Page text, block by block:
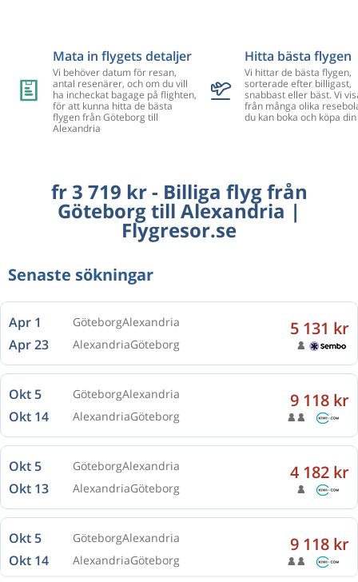
Mata in flygets detaljer
Vi behöver datum för resan,
antal resenärer, och om du vill
ha incheckat bagage på flighten,
för att kunna hitta de bästa
flygen från Göteborg till
Alexandria
Hitta bästa flygen
Vi hittar de bästa flygen,
sorterade efter billigast,
snabbast eller bäst. Vi
från många olika
du kan boka och köpa
fr 3 719 kr - Billiga flyg från
Göteborg till Alexandria |
Flygresor.se
Senaste sökningar
Apr 1 GöteborgAlexandria
Apr 23 AlexandriaGöteborg
5 131 kr
Okt 5 GöteborgAlexandria
Okt 14 AlexandriaGöteborg
9 118 kr
Okt 5 GöteborgAlexandria
Okt 13 AlexandriaGöteborg
4 182 kr
Okt 5 GöteborgAlexandria
Okt 14 AlexandriaGöteborg
9 118 kr